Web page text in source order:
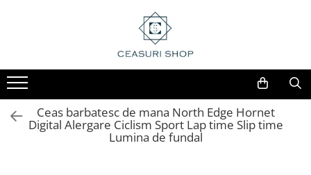
Ceas barbatesc de mana North Edge Hornet
Digital Alergare Ciclism Sport Lap time Slip time
Lumina de fundal